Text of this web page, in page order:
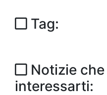
Tag:
Notizie
interessarti: